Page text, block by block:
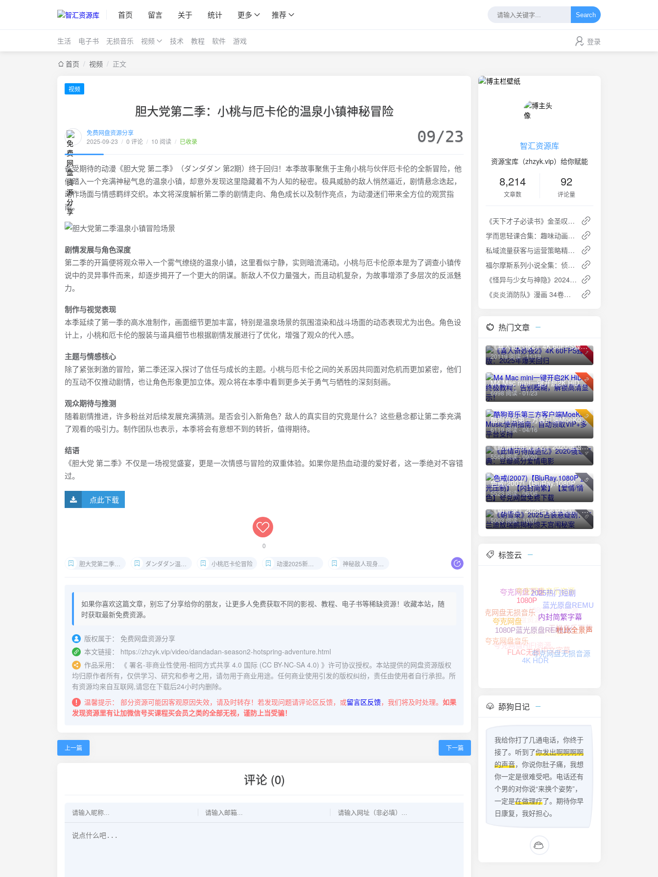
首页 留言 关于 统计 更多 推荐 Search
生活 电子书 无损音乐 视频 技术 教程 软件 游戏 登录
首页 / 视频 / 正文
视频
胆大党第二季：小桃与厄卡伦的温泉小镇神秘冒险
免费网盘资源分享
2025-09-23 / 0 评论 / 10 阅读 / 已收录 09/23
备受期待的动漫《胆大党 第二季》（ダンダダン 第2期）终于回归！本季故事聚焦于主角小桃与伙伴厄卡伦的全新冒险，他
们踏入一个充满神秘气息的温泉小镇，却意外发现这里隐藏着不为人知的秘密。极具威胁的敌人悄然逼近，剧情悬念迭起，
动作场面与情感羁绊交织。本文将深度解析第二季的剧情走向、角色成长以及制作亮点，为动漫迷们带来全方位的观赏指
南。
剧情发展与角色深度
第二季的开篇便将观众带入一个雾气缭绕的温泉小镇，这里看似宁静，实则暗流涌动。小桃与厄卡伦原本是为了调查小镇传
说中的灵异事件而来，却逐步揭开了一个更大的阴谋。新敌人不仅力量强大，而且动机复杂，为故事增添了多层次的反派魅
力。
制作与视觉表现
本季延续了第一季的高水准制作，画面细节更加丰富，特别是温泉场景的氛围渲染和战斗场面的动态表现尤为出色。角色设
计上，小桃和厄卡伦的服装与道具细节也根据剧情发展进行了优化，增强了观众的代入感。
主题与情感核心
除了紧张刺激的冒险，第二季还深入探讨了信任与成长的主题。小桃与厄卡伦之间的关系因共同面对危机而更加紧密，他们
的互动不仅推动剧情，也让角色形象更加立体。观众将在本季中看到更多关于勇气与牺牲的深刻刻画。
观众期待与推测
随着剧情推进，许多粉丝对后续发展充满猜测。是否会引入新角色？敌人的真实目的究竟是什么？这些悬念都让第二季充满
了观看的吸引力。制作团队也表示，本季将会有意想不到的转折，值得期待。
结语
《胆大党 第二季》不仅是一场视觉盛宴，更是一次情感与冒险的双重体验。如果你是热血动漫的爱好者，这一季绝对不容错
过。
点此下载
0
胆大党第二季剧情 ダンダダン温泉小镇 小桃厄卡伦冒险 动漫2025新番推荐 神秘敌人现身解析
如果你喜欢这篇文章，别忘了分享给你的朋友，让更多人免费获取不同的影视、教程、电子书等稀缺资源！收藏本站，随
时获取最新免费资源。
版权属于：
免费网盘资源分享
本文链接：
https://zhzyk.vip/video/dandadan-season2-hotspring-adventure.html
作品采用：
《 署名-非商业性使用-相同方式共享 4.0 国际 (CC BY-NC-SA 4.0) 》许可协议授权。本站提供的网盘资源版权
均归原作者所有，仅供学习、研究和参考之用，请勿用于商业用途。任何商业使用引发的版权纠纷，责任由使用者自行承担。所
有资源均来自互联网,请您在下载后24小时内删除。
温馨提示：
部分资源可能因客观原因失效，请及时转存！若发现问题请评论区反馈，或留言区反馈，我们将及时处理。 如果
发现资源里有让加微信号买课程买会员之类的全部无视，谨防上当受骗！
上一篇 下一篇
评论 (0)
智汇资源库
资源宝库（zhzyk.vip）给你赋能
8,214
文章数
92
评论量
《天下才子必读书》金圣叹点评版 - 经典文学与点评智慧的完美结合
学而思轻课合集：趣味动画同步小学课内知识
私域流量获客与运营策略精讲实战课程：高效获取与运营用户
福尔摩斯系列小说全集：侦探文学的经典之作 [PDF+mobi+epub]
《怪异与少女与神隐》2024：全12集日语中字，探索小镇神秘之谜
《炎炎消防队》漫画 34卷全 作者：大久保笃[mobi]夸克网盘高速下载+免费资源
热门文章
1
《喜人奇妙夜2》4K 60FPS臻彩版：2025年爆笑回归
20119 阅读 - 11/19
2
M4 Mac mini一键开启2K HiDPI终极教程：告别模糊，解锁高清显示！
6998 阅读 - 01/23
3
酷狗音乐第三方客户端MoeKoe Music使用指南：自动领取VIP+多平台支持
6119 阅读 - 04/16
4
《此情可待成追忆》2020俄语经典：豆瓣高分爱情电影
5568 阅读 - 09/20
5
色戒(2007)【BluRay.1080P 蓝光压制】【内封简繁】【爱情/情色】夸克网盘免费下载
5523 阅读 - 06/06
6
《朝雪录》2025古装悬疑剧：李兰迪敖瑞鹏揭秘惊天宫闱秘案
5003 阅读 - 10/07
标签云
夸克网盘资源
夸克网盘无损音乐
夸克网盘下载
夸克网盘音乐资源
1080P高清资源
1080P高清
夸克网盘HIFI资源
夸克网盘音乐
夸克网盘
1080P
2025热门短剧
蓝光原盘REMUX
无损音乐下载
中文字幕
4K HDR
FLAC无损
1080P蓝光原盘REMUX
内封简繁字幕
杜比全景声
夸克网盘无损音源
舔狗日记
我给你打了几通电话，你终于
接了。听到了你发出啊啊啊啊
的声音，你说你肚子痛，我想
你一定是很难受吧。电话还有
个男的对你说“来换个姿势”，
一定是在做理疗了。期待你早
日康复，我好担心。